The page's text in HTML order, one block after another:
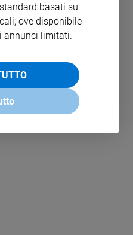
PRIVACY POLICY
INFORMATIVA
WHISTLEBLOWING
basati su
ove disponibile
annunci limitati.